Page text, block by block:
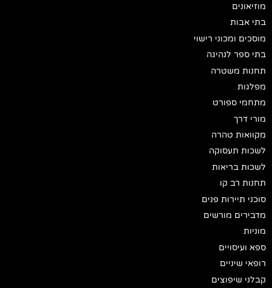
מוזיאונים
בתי אבות
מוסכים ומכוני רישוי
בתי ספר לנהיגה
תחנות משטרה
מפלגות
מתחמי ספורט
מורי דרך
מקוואות טהרה
לשכות תעסוקה
לשכות בריאות
תחנות רב קו
סוכני תיירות פנים
מדבירים מורשים
מוניות
ספא ועיסויים
רופאי שיניים
קבלני שיפוצים